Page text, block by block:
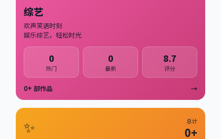
综艺
欢声笑语时刻
娱乐综艺，轻松时光
0
热门
0
最新
8.7
评分
0+ 部作品 →
✨ 总计
0+